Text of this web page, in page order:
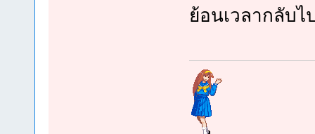
ย้อนเวลากลับ